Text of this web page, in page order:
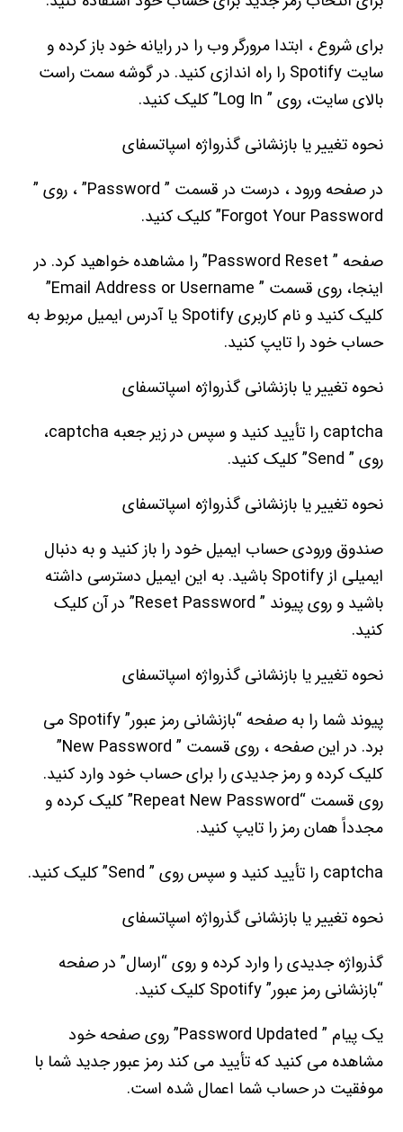
برای شروع ، ابتدا مرورگر وب را در رایانه خود باز کرده و
سایت Spotify را راه اندازی کنید. در گوشه سمت راست
بالای سایت، روی ” Log In” کلیک کنید.
نحوه تغییر یا بازنشانی گذرواژه اسپاتسفای
در صفحه ورود ، درست در قسمت ” Password” ، روی ”
Forgot Your Password” کلیک کنید.
صفحه ” Password Reset” را مشاهده خواهید کرد. در
اینجا، روی قسمت ” Email Address or Username”
کلیک کنید و نام کاربری Spotify یا آدرس ایمیل مربوط به
حساب خود را تایپ کنید.
نحوه تغییر یا بازنشانی گذرواژه اسپاتسفای
captcha را تأیید کنید و سپس در زیر جعبه captcha،
روی ” Send” کلیک کنید.
نحوه تغییر یا بازنشانی گذرواژه اسپاتسفای
صندوق ورودی حساب ایمیل خود را باز کنید و به دنبال
ایمیلی از Spotify باشید. به این ایمیل دسترسی داشته
باشید و روی پیوند ” Reset Password” در آن کلیک
کنید.
نحوه تغییر یا بازنشانی گذرواژه اسپاتسفای
پیوند شما را به صفحه “بازنشانی رمز عبور” Spotify می
برد. در این صفحه ، روی قسمت ” New Password”
کلیک کرده و رمز جدیدی را برای حساب خود وارد کنید.
روی قسمت “Repeat New Password” کلیک کرده و
مجدداً همان رمز را تایپ کنید.
captcha را تأیید کنید و سپس روی ” Send” کلیک کنید.
نحوه تغییر یا بازنشانی گذرواژه اسپاتسفای
گذرواژه جدیدی را وارد کرده و روی “ارسال” در صفحه
“بازنشانی رمز عبور” Spotify کلیک کنید.
یک پیام ” Password Updated” روی صفحه خود
مشاهده می کنید که تأیید می کند رمز عبور جدید شما با
موفقیت در حساب شما اعمال شده است.